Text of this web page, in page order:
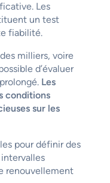
Les
un test
fiabilité.
milliers, voire
d’évaluer
Les
conditions
sur les
pour définir des
renouvellement